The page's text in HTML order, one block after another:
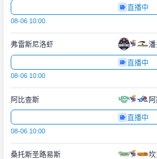
直播中
08-06 10:00
弗雷斯尼洛虾
直播中
08-06 10:00
阿比查斯
直播中
08-06 10:00
桑托斯圣路易斯